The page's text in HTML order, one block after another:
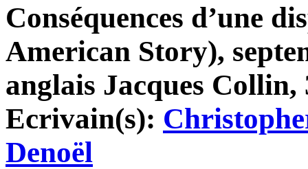
Conséquences d’une
American Story),
anglais Jacques Collin,
Ecrivain(s):
Denoël